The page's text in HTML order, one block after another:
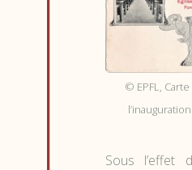
© EPFL,
Sous l’effet